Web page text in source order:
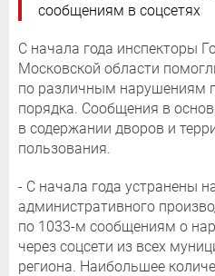
сообщениям в соцсетях
С начала года инспекторы
Московской области
по различным нарушениям
порядка. Сообщения в
в содержании дворов и
пользования.
- С начала года устранены
административного
по 1033-м сообщениям о
через соцсети из всех
региона. Наибольшее